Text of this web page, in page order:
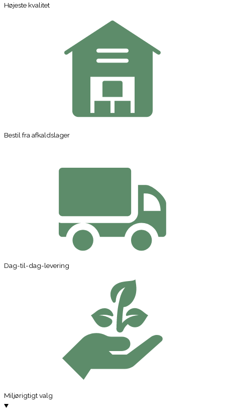
Højeste kvalitet
Bestil fra afkaldslager
Dag-til-dag-levering
Miljørigtigt valg